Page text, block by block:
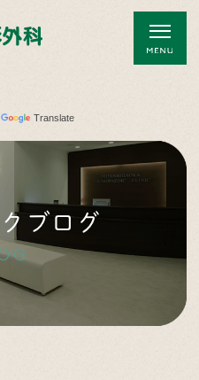
Translate
ブログ